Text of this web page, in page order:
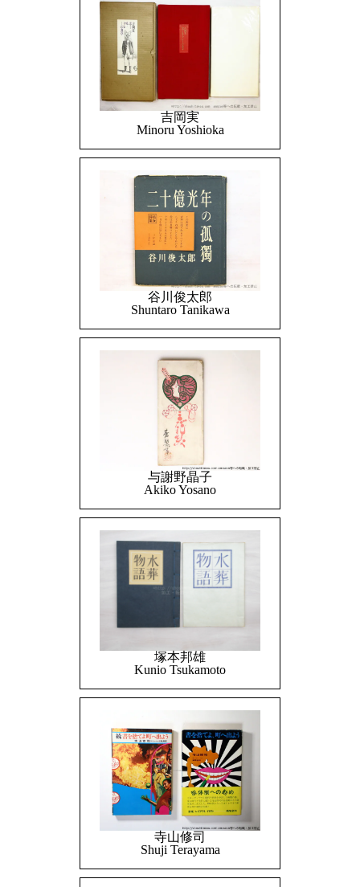
吉岡実
Minoru Yoshioka
谷川俊太郎
Shuntaro Tanikawa
与謝野晶子
Akiko Yosano
塚本邦雄
Kunio Tsukamoto
寺山修司
Shuji Terayama